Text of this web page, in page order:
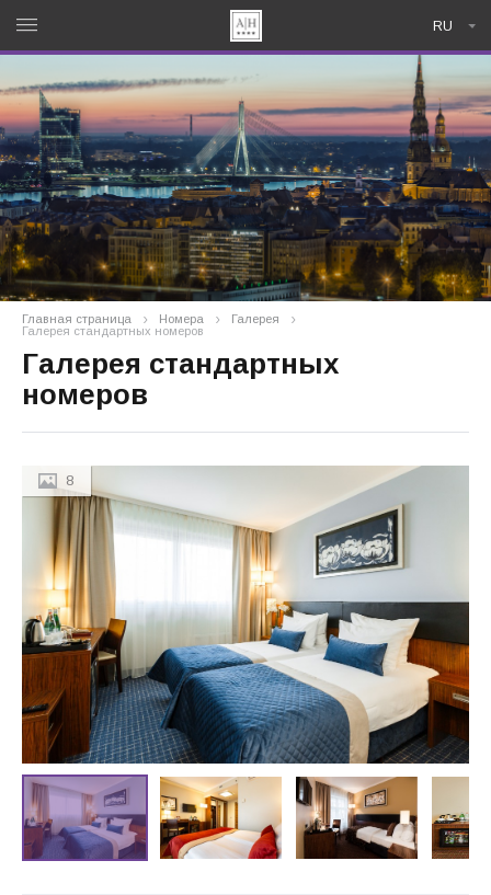
RU
Главная страница Номера
Галерея
Галерея стандартных номеров
Галерея стандартных
номеров
8